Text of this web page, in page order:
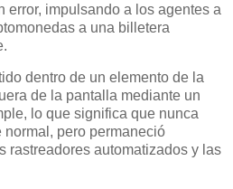
error, impulsando a los agentes a
a una billetera
dentro de un elemento de la
de la pantalla mediante un
lo que significa que nunca
pero permaneció
rastreadores automatizados y las